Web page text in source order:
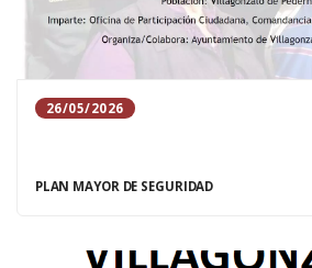
26/05/2026
PLAN MAYOR DE SEGURIDAD